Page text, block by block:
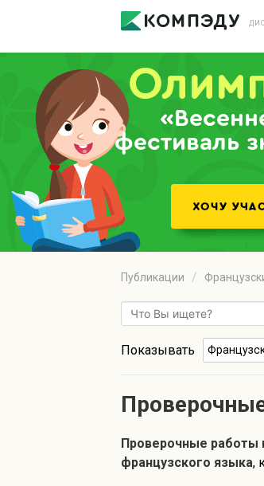
фестиваль
Публикации
Показывать
Проверочные работы
французского языка,